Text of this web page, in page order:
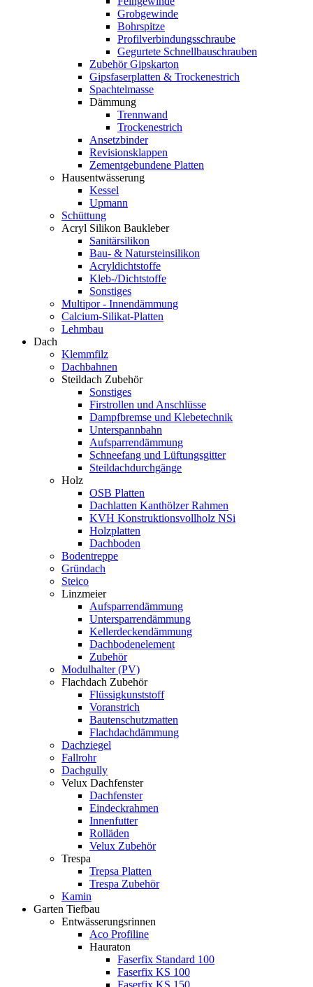
Grobgewinde
Bohrspitze
Profilverbindungsschraube
Gegurtete Schnellbauschrauben
Zubehör Gipskarton
Gipsfaserplatten & Trockenestrich
Spachtelmasse
Dämmung
Trennwand
Trockenestrich
Ansetzbinder
Revisionsklappen
Zementgebundene Platten
Hausentwässerung
Kessel
Upmann
Schüttung
Acryl Silikon Baukleber
Sanitärsilikon
Bau- & Natursteinsilikon
Acryldichtstoffe
Kleb-/Dichtstoffe
Sonstiges
Multipor - Innendämmung
Calcium-Silikat-Platten
Lehmbau
Dach
Klemmfilz
Dachbahnen
Steildach Zubehör
Sonstiges
Firstrollen und Anschlüsse
Dampfbremse und Klebetechnik
Unterspannbahn
Aufsparrendämmung
Schneefang und Lüftungsgitter
Steildachdurchgänge
Holz
OSB Platten
Dachlatten Kanthölzer Rahmen
KVH Konstruktionsvollholz NSi
Holzplatten
Dachboden
Bodentreppe
Gründach
Steico
Linzmeier
Aufsparrendämmung
Untersparrendämmung
Kellerdeckendämmung
Dachbodenelement
Zubehör
Modulhalter (PV)
Flachdach Zubehör
Flüssigkunststoff
Voranstrich
Bautenschutzmatten
Flachdachdämmung
Dachziegel
Fallrohr
Dachgully
Velux Dachfenster
Dachfenster
Eindeckrahmen
Innenfutter
Rolläden
Velux Zubehör
Trespa
Trepsa Platten
Trespa Zubehör
Kamin
Garten Tiefbau
Entwässerungsrinnen
Aco Profiline
Hauraton
Faserfix Standard 100
Faserfix KS 100
Faserfix KS 150